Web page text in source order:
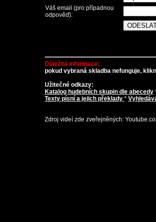
Váš email (pro případnou
odpověď):
Důležitá informace:
pokud vybraná skladba nefunguje,
Užitečné odkazy:
Katalog hudebních skupin dle abecedy
Texty písní a jejich překlady *
Zdroj videí zde zveřejněných: